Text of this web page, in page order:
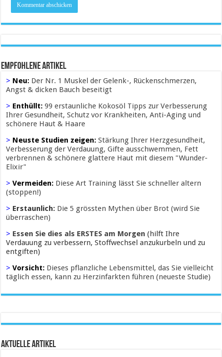
Empfohlene Artikel
> Neu: Der Nr. 1 Muskel der Gelenk-, Rückenschmerzen,
Angst & dicken Bauch beseitigt
> Enthüllt:99 erstaunliche Kokosöl Tipps zur Verbesserung
Ihrer Gesundheit, Schutz vor Krankheiten, Anti-Aging und
schönere Haut & Haare
> Neuste Studien zeigen:Stärkung Ihrer Herzgesundheit,
Verbesserung der Verdauung, Gifte ausschwemmen, Fett
verbrennen & schönere glattere Haut mit diesem "Wunder-
Elixir"
> Vermeiden: Diese Art Training lässt Sie schneller altern
(stoppen!)
> Erstaunlich: Die 5 grössten Mythen über Brot (wird Sie
überraschen)
> Essen Sie dies als ERSTES am Morgen (hilft Ihre
Verdauung zu verbessern, Stoffwechsel anzukurbeln und zu
entgiften)
> Vorsicht: Dieses pflanzliche Lebensmittel, das Sie vielleicht
täglich essen, kann zu Herzinfarkten führen (neueste Studie)
Aktuelle Artikel